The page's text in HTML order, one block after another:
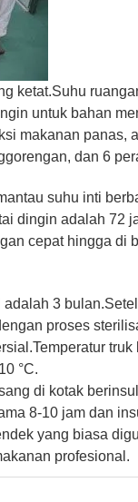
ketat.Suhu
untuk bahan
makanan panas,
dan 6
suhu inti
dingin adalah 72
cepat hingga di
3
proses
°C.
di kotak
8-10 jam dan
yang biasa
profesional.